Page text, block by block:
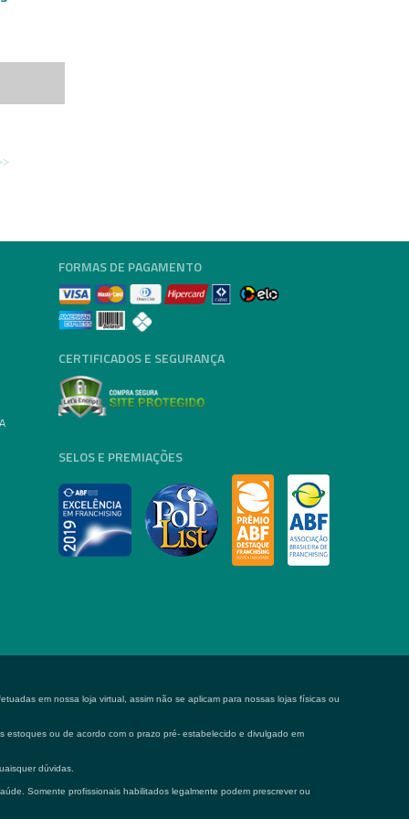
FORMAS DE PAGAMENTO
CERTIFICADOS E SEGURANÇA
SELOS E PREMIAÇÕES
em nossa loja virtual, assim não se aplicam para nossas lojas físicas ou
estoques ou de acordo com o prazo pré- estabelecido e divulgado em
dúvidas.
Somente profissionais habilitados legalmente podem prescrever ou